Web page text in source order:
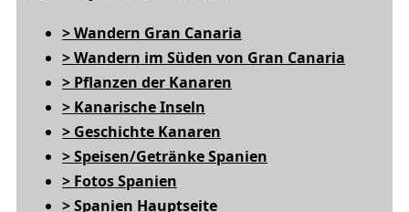
> Wandern Gran Canaria
> Wandern im Süden von Gran Canaria
> Pflanzen der Kanaren
> Kanarische Inseln
> Geschichte Kanaren
> Speisen/Getränke Spanien
> Fotos Spanien
> Spanien Hauptseite